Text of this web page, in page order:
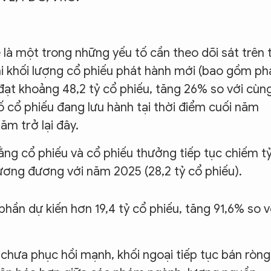
là một trong những yếu tố cần theo dõi sát trên
lượng cổ phiếu phát hành mới (bao gồm
khoảng 48,2 tỷ cổ phiếu, tăng 26% so với
cổ phiếu đang lưu hành tại thời điểm cuối năm
trở lại đây.
cổ phiếu và cổ phiếu thưởng tiếp tục chiếm
đương với năm 2025 (28,2 tỷ cổ phiếu).
dự kiến hơn 19,4 tỷ cổ phiếu, tăng 91,6% so
phục hồi mạnh, khối ngoại tiếp tục bán ròng